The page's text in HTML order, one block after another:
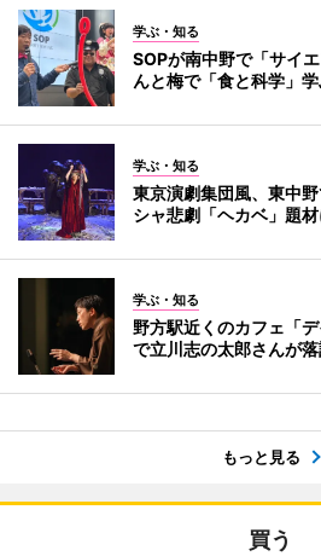
学ぶ・知る
SOPが南中野で「サイ
んと梅で「食と科学」
学ぶ・知る
東京演劇集団風、東中
シャ悲劇「ヘカベ」題材
学ぶ・知る
野方駅近くのカフェ「
で立川志の太郎さんが
もっと見る
買う